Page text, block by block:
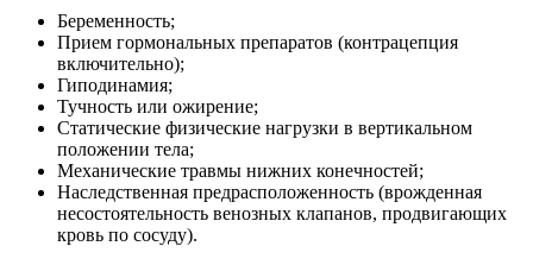
Беременность;
Прием гормональных препаратов (контрацепция
включительно);
Гиподинамия;
Тучность или ожирение;
Статические физические нагрузки в вертикальном
положении тела;
Механические травмы нижних конечностей;
Наследственная предрасположенность (врожденная
несостоятельность венозных клапанов, продвигающих
кровь по сосуду).